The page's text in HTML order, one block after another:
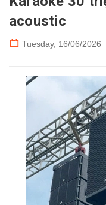
acoustic
Tuesday, 16/06/2026